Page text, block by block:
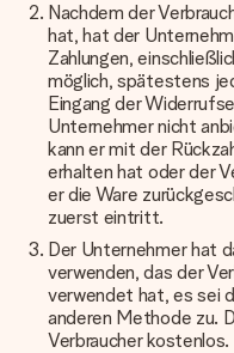
Nachdem der
hat, hat der
Zahlungen,
möglich, spätestens
Eingang der
Unternehmer nicht
kann er mit der
erhalten hat oder der
er die Ware
zuerst eintritt.
Der Unternehmer hat
verwenden, das der
verwendet hat, es sei
anderen Methode zu.
Verbraucher kostenlos.